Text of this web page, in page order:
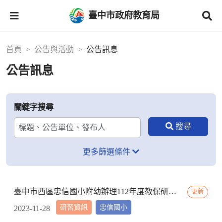
臺中市政府教育局
首頁 公告與活動 公告訊息
公告訊息
關鍵字搜尋
更多篩選條件
研習資訊
臺中市西區忠信國小附幼辦理112年度教保研習─ 「嬰幼用藥安全~就是「藥」你好好的」，請鼓勵貴校(園)教保服務人員踴躍參加 更新
忠信國小
2023-11-28